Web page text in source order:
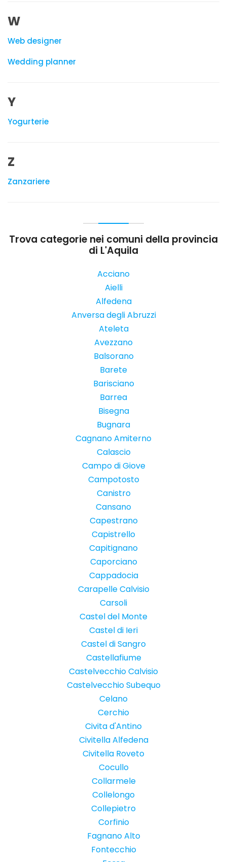
W
Web designer
Wedding planner
Y
Yogurterie
Z
Zanzariere
Trova categorie nei comuni della provincia
di L'Aquila
Acciano
Aielli
Alfedena
Anversa degli Abruzzi
Ateleta
Avezzano
Balsorano
Barete
Barisciano
Barrea
Bisegna
Bugnara
Cagnano Amiterno
Calascio
Campo di Giove
Campotosto
Canistro
Cansano
Capestrano
Capistrello
Capitignano
Caporciano
Cappadocia
Carapelle Calvisio
Carsoli
Castel del Monte
Castel di Ieri
Castel di Sangro
Castellafiume
Castelvecchio Calvisio
Castelvecchio Subequo
Celano
Cerchio
Civita d'Antino
Civitella Alfedena
Civitella Roveto
Cocullo
Collarmele
Collelongo
Collepietro
Corfinio
Fagnano Alto
Fontecchio